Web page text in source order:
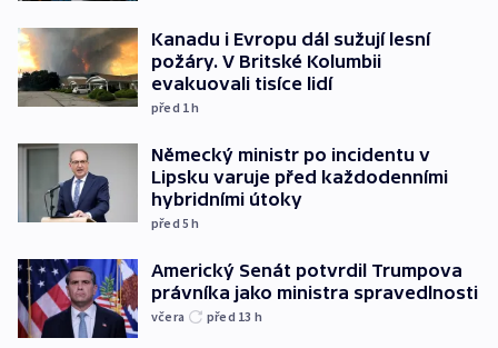
Kanadu i Evropu dál sužují lesní
požáry. V Britské Kolumbii
evakuovali tisíce lidí
před 1h
Německý ministr po incidentu v
Lipsku varuje před každodenními
hybridními útoky
před 5h
Americký Senát potvrdil Trumpova
právníka jako ministra spravedlnosti
včera před 13 h